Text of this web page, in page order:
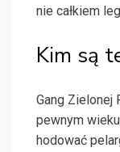
nie całkiem
Kim są
Gang Zielonej
pewnym
hodować